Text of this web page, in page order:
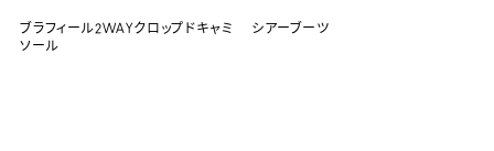
ブラフィール2WAYクロップドキャミ
ソール
シアーブーツ